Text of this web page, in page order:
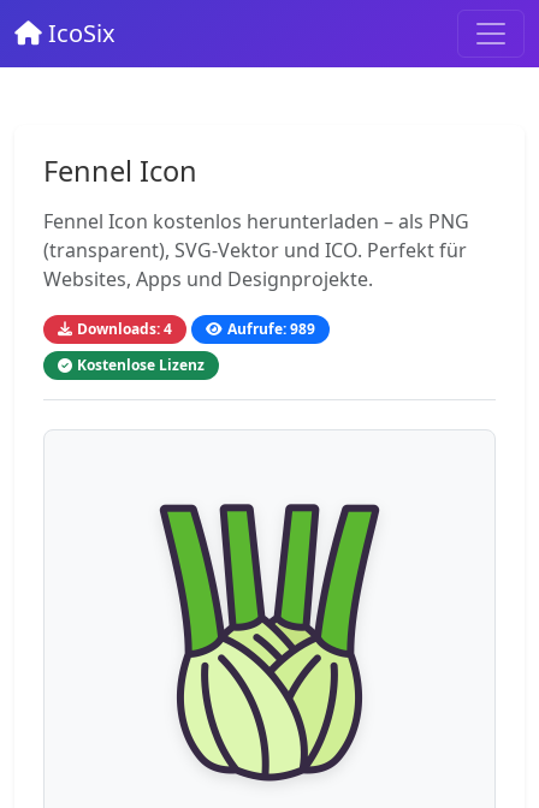
IcoSix
Fennel Icon
Fennel Icon kostenlos herunterladen – als PNG
(transparent), SVG-Vektor und ICO. Perfekt für
Websites, Apps und Designprojekte.
Downloads: 4
Aufrufe: 989
Kostenlose Lizenz